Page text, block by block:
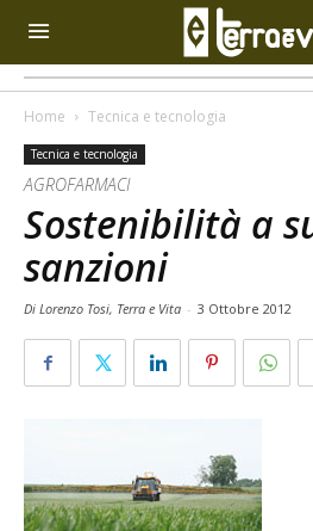
Home Tecnica e tecnologia
Tecnica e tecnologia
AGROFARMACI
Sostenibilità a
sanzioni
Di Lorenzo Tosi, Terra e Vita - 3 Ottobre 2012